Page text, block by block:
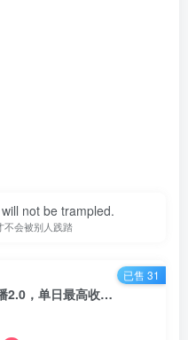
not be trampled.
不会被别人践踏
“无人直播第一弹“视频号无人直播2.0，单日最高收入可达1W+【揭秘】
已售 31